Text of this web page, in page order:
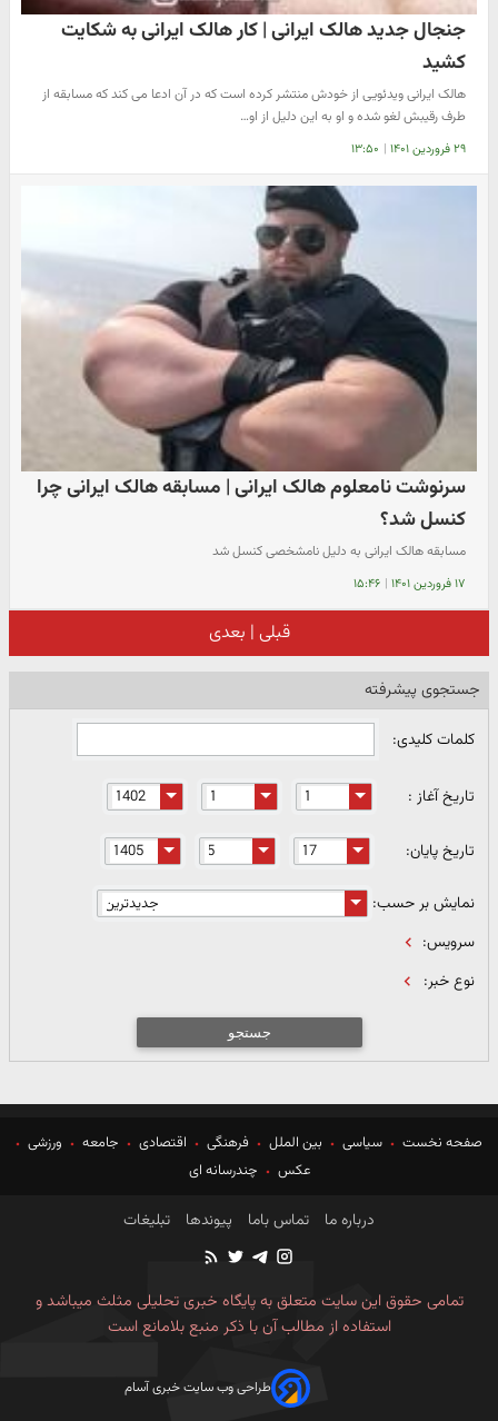
جنجال جدید هالک ایرانی | کار هالک ایرانی به شکایت
کشید
هالک ایرانی ویدئویی از خودش منتشر کرده است که در آن ادعا می کند که مسابقه از
طرف رقیبش لغو شده و او به این دلیل از او…
۲۹ فروردین ۱۴۰۱ | ۱۳:۵۰
سرنوشت نامعلوم هالک ایرانی | مسابقه هالک ایرانی چرا
کنسل شد؟
مسابقه هالک ایرانی به دلیل نامشخصی کنسل شد
۱۷ فروردین ۱۴۰۱ | ۱۵:۴۶
قبلی | بعدی
جستجوی پیشرفته
کلمات کلیدی:
تاریخ آغاز :
تاریخ پایان:
نمایش بر حسب:
سرویس:
نوع خبر:
جستجو
صفحه نخست سیاسی بین الملل فرهنگی اقتصادی جامعه
ورزشی
عکس
چندرسانه ای
درباره ما تماس باما پیوندها تبلیغات
تمامی حقوق این سایت متعلق به پایگاه خبری تحلیلی مثلث میباشد و
استفاده از مطالب آن با ذکر منبع بلامانع است
طراحی وب سایت خبری آسام